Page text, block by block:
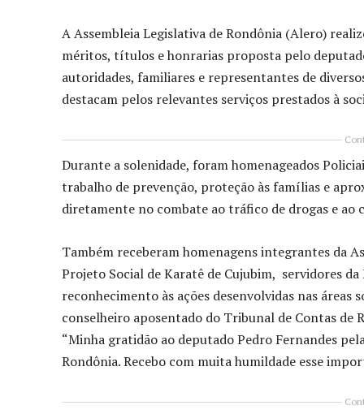
A Assembleia Legislativa de Rondônia (Alero)
méritos, títulos e honrarias proposta pelo
autoridades, familiares e representantes de
destacam pelos relevantes serviços prestados à
Durante a solenidade, foram homenageados
trabalho de prevenção, proteção às famílias e
diretamente no combate ao tráfico de drogas e ao
Também receberam homenagens integrantes da
Projeto Social de Karatê de Cujubim, servidores
reconhecimento às ações desenvolvidas nas
conselheiro aposentado do Tribunal de Contas de
“Minha gratidão ao deputado Pedro Fernandes
Rondônia. Recebo com muita humildade esse